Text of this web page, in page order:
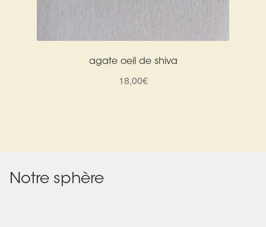
agate oeil de shiva
18,00€
Notre sphère